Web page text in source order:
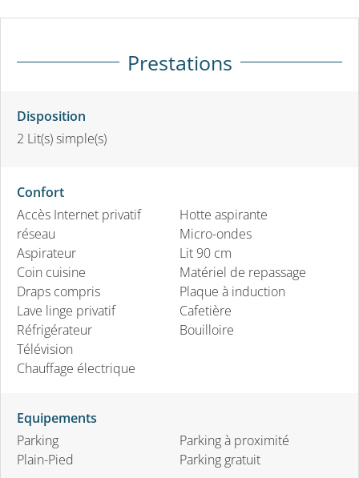
Prestations
Disposition
2 Lit(s) simple(s)
Confort
Accès Internet privatif
réseau
Aspirateur
Coin cuisine
Draps compris
Lave linge privatif
Réfrigérateur
Télévision
Chauffage électrique
Hotte aspirante
Micro-ondes
Lit 90 cm
Matériel de repassage
Plaque à induction
Cafetière
Bouilloire
Equipements
Parking
Plain-Pied
Parking à proximité
Parking gratuit